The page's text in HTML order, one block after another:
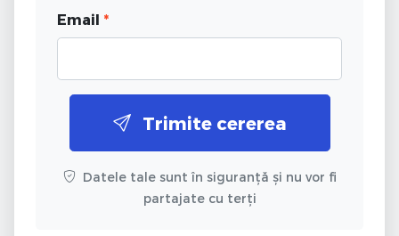
Email *
Trimite cererea
Datele tale sunt în siguranță și nu vor fi
partajate cu terți